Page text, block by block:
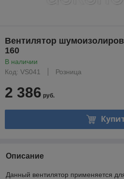
Вентилятор
160
В наличии
Код: VS041
Розница
2 386 руб.
Описание
Данный вентилятор применяется